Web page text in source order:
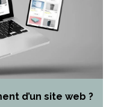
d’un site web ?